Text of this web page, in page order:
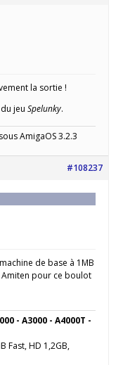
la sortie !
jeu Spelunky.
AmigaOS 3.2.3
#108237
de base à 1MB
Amiten pour ce boulot
- A3000 - A4000T -
Fast, HD 1,2GB,